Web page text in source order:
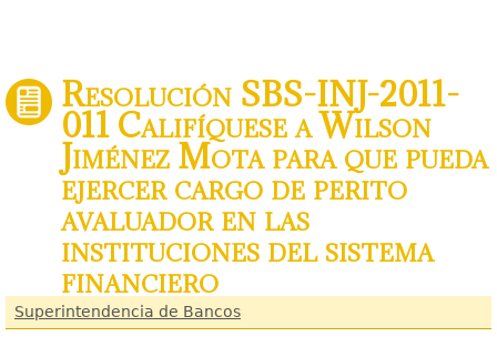
Resolución SBS-INJ-2011-
011 Califíquese a Wilson
Jiménez Mota para que pueda
ejercer cargo de perito
avaluador en las
instituciones del sistema
financiero
Superintendencia de Bancos